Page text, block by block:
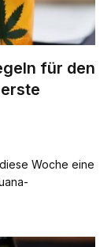
für den
Woche eine